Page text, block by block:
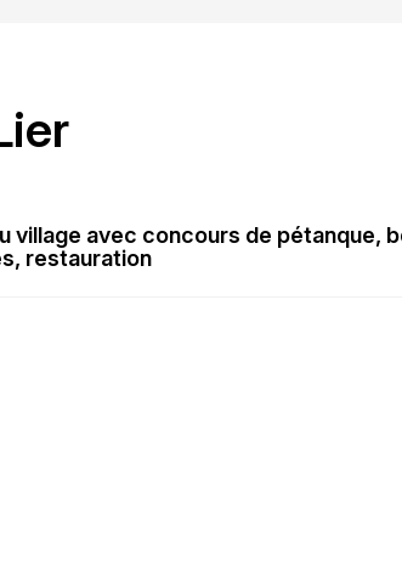
village avec concours de pétanque,
restauration